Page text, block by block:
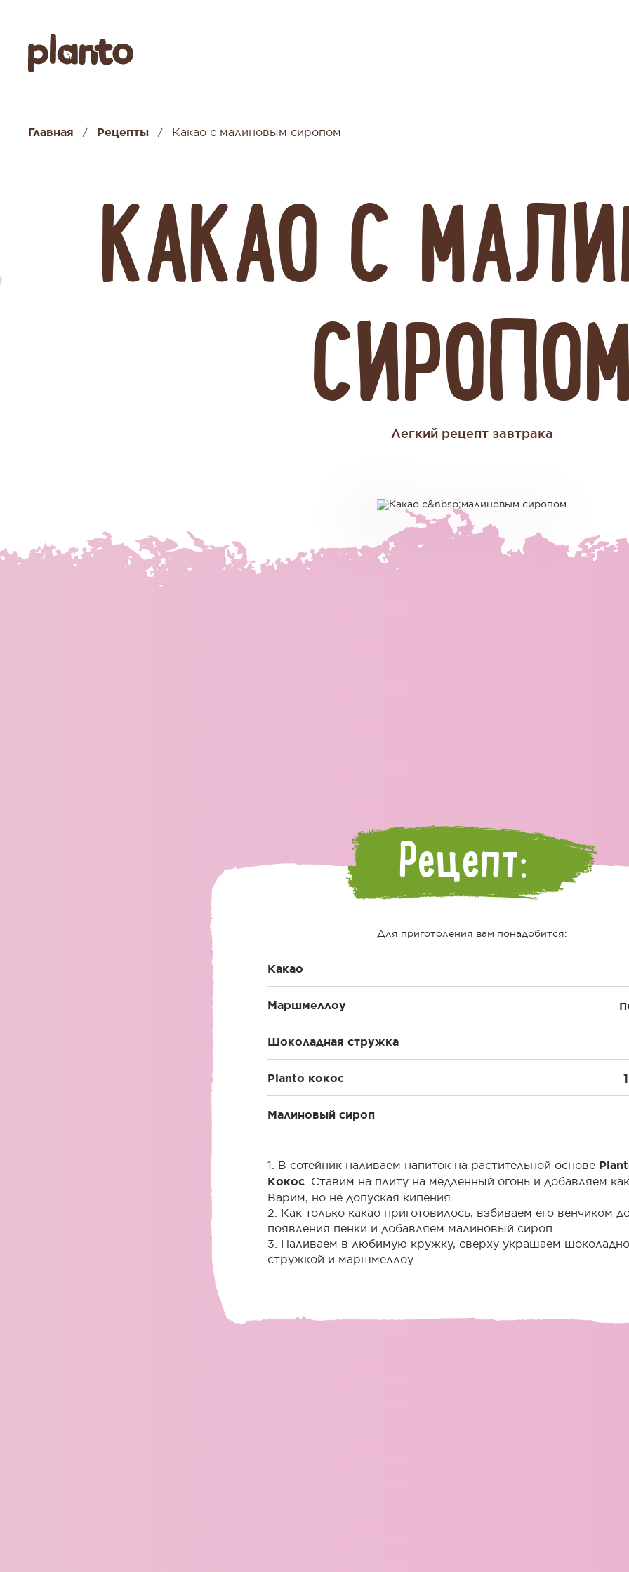
Главная / Рецепты / Какао с малиновым сиропом
КАКАО С
Легкий рецепт завтрака
Рецепт:
Для приготоления вам понадобится:
Какао
Маршмеллоу
Шоколадная стружка
Planto кокос
Малиновый сироп
1. В сотейник наливаем напиток на растительной основе
Кокос. Ставим на плиту на медленный огонь и добавляем
Варим, но не допуская кипения.
2. Как только какао приготовилось, взбиваем его венчиком
появления пенки и добавляем малиновый сироп.
3. Наливаем в любимую кружку, сверху украшаем
стружкой и маршмеллоу.